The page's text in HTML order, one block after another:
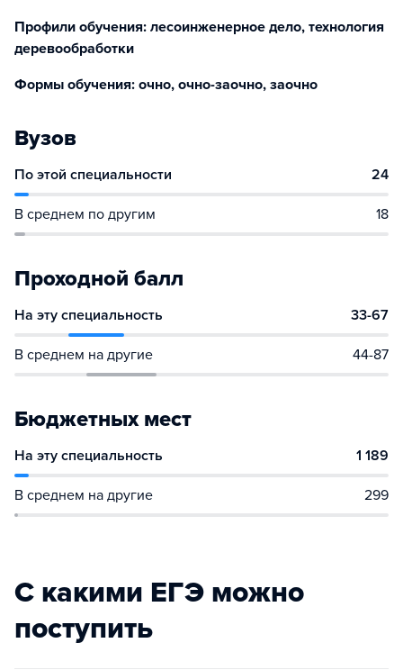
Профили обучения: лесоинженерное дело, технология
деревообработки
Формы обучения: очно, очно-заочно, заочно
Вузов
По этой специальности 24
В среднем по другим 18
Проходной балл
На эту специальность 33-67
В среднем на другие 44-87
Бюджетных мест
На эту специальность 1 189
В среднем на другие 299
С какими ЕГЭ можно
поступить